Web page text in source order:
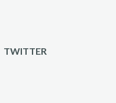
TWITTER